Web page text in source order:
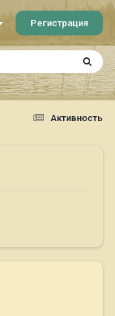
Регистрация
Активность